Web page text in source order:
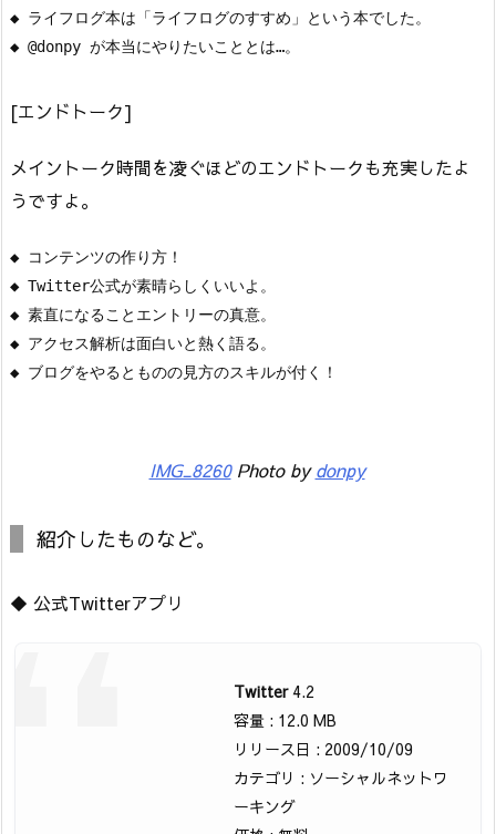
◆ ライフログ本は「ライフログのすすめ」という本でした。
[エンドトーク]
メイントーク時間を凌ぐほどのエンドトークも充実したよ
うですよ。
◆ コンテンツの作り方！
◆ Twitter公式が素晴らしくいいよ。
◆ 素直になることエントリーの真意。
◆ アクセス解析は面白いと熱く語る。
IMG_8260Photo bydonpy
紹介したものなど。
◆ 公式Twitterアプリ
Twitter4.2
容量 : 12.0 MB
リリース日 : 2009/10/09
カテゴリ : ソーシャルネットワ
ーキング